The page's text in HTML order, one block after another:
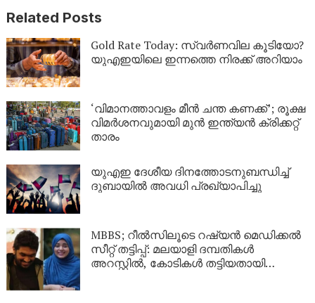
Related Posts
Gold Rate Today: സ്വര്‍ണവില കൂടിയോ?
യുഎഇയിലെ ഇന്നത്തെ നിരക്ക് അറിയാം
‘വിമാനത്താവളം മീന്‍ ചന്ത കണക്ക്’; രൂക്ഷ
വിമര്‍ശനവുമായി മുന്‍ ഇന്ത്യന്‍ ക്രിക്കറ്റ്
താരം
യുഎഇ ദേശീയ ദിനത്തോടനുബന്ധിച്ച്
ദുബായിൽ അവധി പ്രഖ്യാപിച്ചു
MBBS; റീൽസിലൂടെ റഷ്യൻ മെഡിക്കൽ
സീറ്റ് തട്ടിപ്പ്: മലയാളി ദമ്പതികൾ
അറസ്റ്റിൽ, കോടികൾ തട്ടിയതായി